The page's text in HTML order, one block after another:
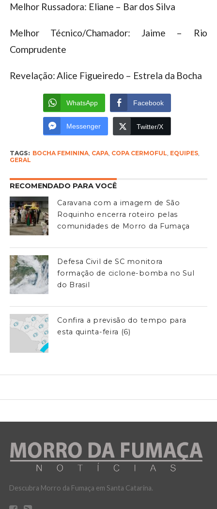
Melhor Russadora: Eliane – Bar dos Silva
Melhor Técnico/Chamador: Jaime – Rio
Comprudente
Revelação: Alice Figueiredo – Estrela da Bocha
WhatsApp Facebook
Messenger Twitter/X
TAGS: BOCHA FEMININA, CAPA, COPA CERMOFUL EQUIPES,
GERAL
RECOMENDADO PARA VOCÊ
Caravana com a imagem de São
Roquinho encerra roteiro pelas
comunidades de Morro da Fumaça
Defesa Civil de SC monitora
formação de ciclone-bomba no Sul
do Brasil
Confira a previsão do tempo para
esta quinta-feira (6)
Descubra Morro da Fumaça em Santa Catarina.